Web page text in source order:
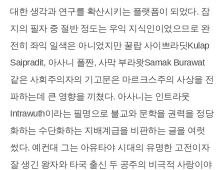
대한 생각과 연구를 확산시키는 플랫폼이 되었다. 잡
지의 필자 중 절반 정도는 우익 지식인이었으므로 완
전히 좌익 일색은 아니었지만 꿀랍 사이쁘라딧Kulap
Saipradit, 아사니 폴짠, 사막 부라왓Samak Burawat
같은 사회주의자의 기고문은 마르크스주의 사상을 전
파하는데 큰 영향을 끼쳤다. 아사니는 인트라웃
Intrawuth이라는 필명으로 불교와 문학을 권력을 정당
화하는 수단화하는 지배계급을 비판하는 글을 여럿
썼다. 예컨대 그는 아유타야 시대의 유명한 고전이자
잘 생긴 왕자와 타국 출신 두 공주의 비극적 사랑이야